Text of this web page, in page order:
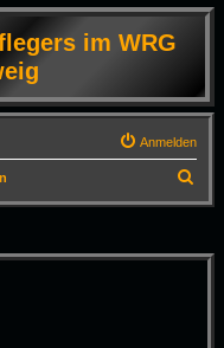
im WRG
Anmelden
u
h